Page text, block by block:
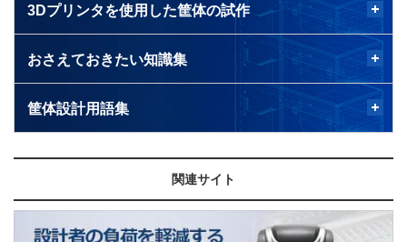
3Dプリンタを使用した筐体の試作
おさえておきたい知識集
筐体設計用語集
関連サイト